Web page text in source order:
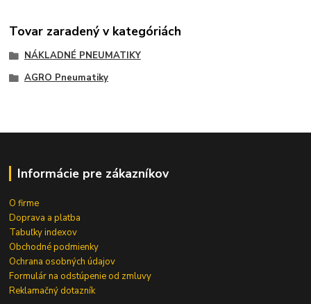
Tovar zaradený v kategóriách
NÁKLADNÉ PNEUMATIKY
AGRO Pneumatiky
Informácie pre zákazníkov
O firme
Doprava a platba
Tabuľky indexov
Obchodné podmienky
Ochrana osobných údajov
Formulár na odstúpenie od zmluvy
Reklamačný dotazník